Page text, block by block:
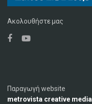
Ακολουθήστε μας
Παραγωγή website
metrovista creative media